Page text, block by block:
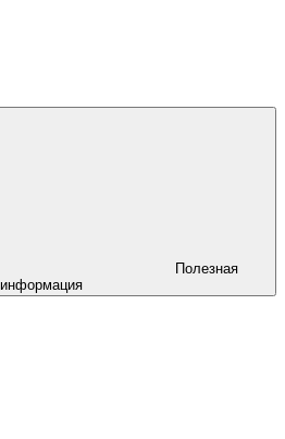
Полезная
информация